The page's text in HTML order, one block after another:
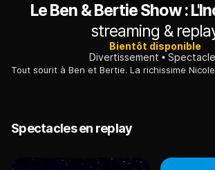
Le Ben & Bertie Show :
streaming &
Bientôt disponible
Divertissement
Spectacles en replay